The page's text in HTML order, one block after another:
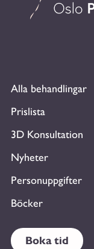
Alla behandlingar
Prislista
3D Konsultation
Nyheter
Personuppgifter
Böcker
Boka tid